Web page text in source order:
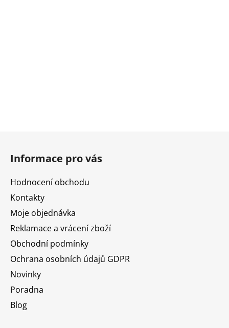
Informace pro vás
Hodnocení obchodu
Kontakty
Moje objednávka
Reklamace a vrácení zboží
Obchodní podmínky
Ochrana osobních údajů GDPR
Novinky
Poradna
Blog